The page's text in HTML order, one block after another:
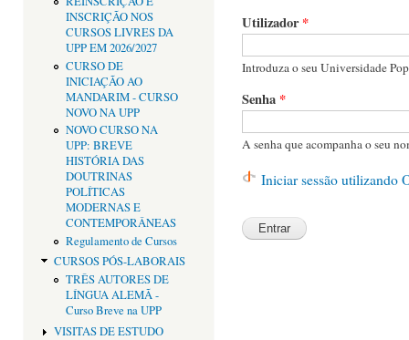
INSCRIÇÃO NOS
CURSOS LIVRES DA
UPP EM 2026/2027
CURSO DE
INICIAÇÃO AO
MANDARIM - CURSO
NOVO NA UPP
NOVO CURSO NA
UPP: BREVE
HISTÓRIA DAS
DOUTRINAS
POLÍTICAS
MODERNAS E
CONTEMPORÂNEAS
Regulamento de Cursos
CURSOS PÓS-LABORAIS
TRÊS AUTORES DE
LÍNGUA ALEMÃ -
Curso Breve na UPP
VISITAS DE ESTUDO
Utilizador*
Introduza o seu Universidade
Senha *
A senha que acompanha o seu
Iniciar sessão utilizando